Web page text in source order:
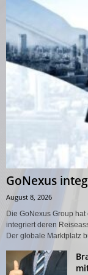
GoNexus
August 8, 2026
Die GoNexus Group
integriert deren
Der globale Marktplatz